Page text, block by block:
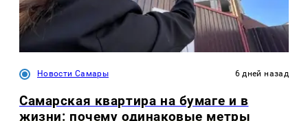
Новости Самары 6 дней назад
Самарская квартира на бумаге и в
жизни: почему одинаковые метры